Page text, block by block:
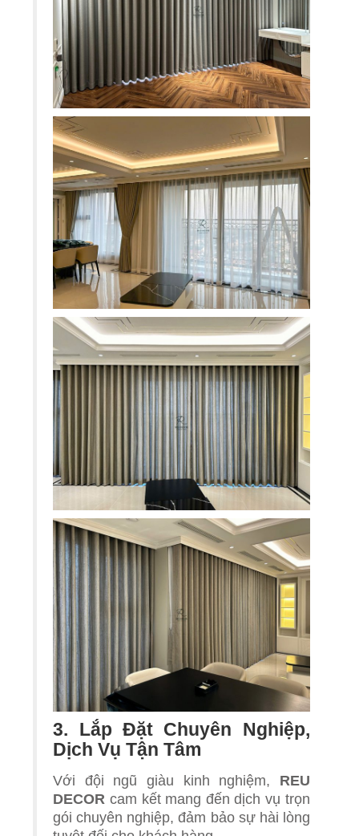
3. Lắp Đặt Chuyên Nghiệp,
Dịch Vụ Tận Tâm
Với đội ngũ giàu kinh nghiệm, REU
DECOR cam kết mang đến dịch vụ trọn
gói chuyên nghiệp, đảm bảo sự hài lòng